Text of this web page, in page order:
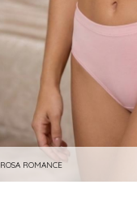
ROSA ROMANCE